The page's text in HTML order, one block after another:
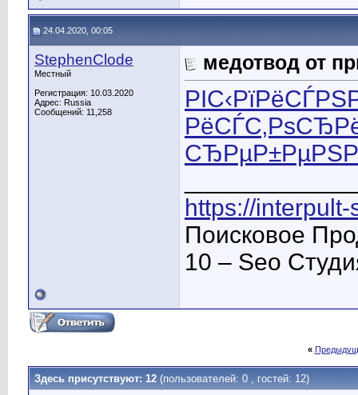
24.04.2020, 00:05
StephenClode
Местный
Регистрация: 10.03.2020
Адрес: Russia
Сообщений: 11,258
медотвод от
https://
Поисковое
10 – Seo
«
Здесь присутствуют: 12 (пользователей: 0 , гостей: 12)